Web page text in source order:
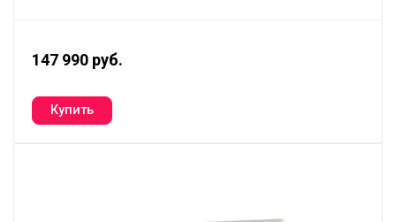
147 990 руб.